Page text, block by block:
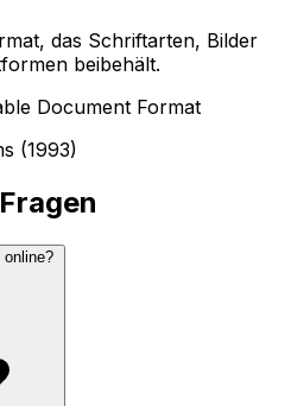
das Schriftarten, Bilder
beibehält.
Document Format
(1993)